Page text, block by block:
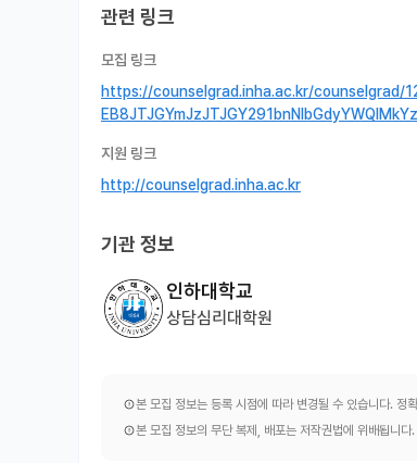
관련 링크
모집 링크
https://counselgrad.inha.ac.kr/counselgrad/
지원 링크
http://counselgrad.inha.ac.kr
기관 정보
인하대학교
상담심리대학원
본 모집 정보는 등록 시점에 따라 변경될 수 있습니다. 정
본 모집 정보의 무단 복제, 배포는 저작권법에 위배됩니다.